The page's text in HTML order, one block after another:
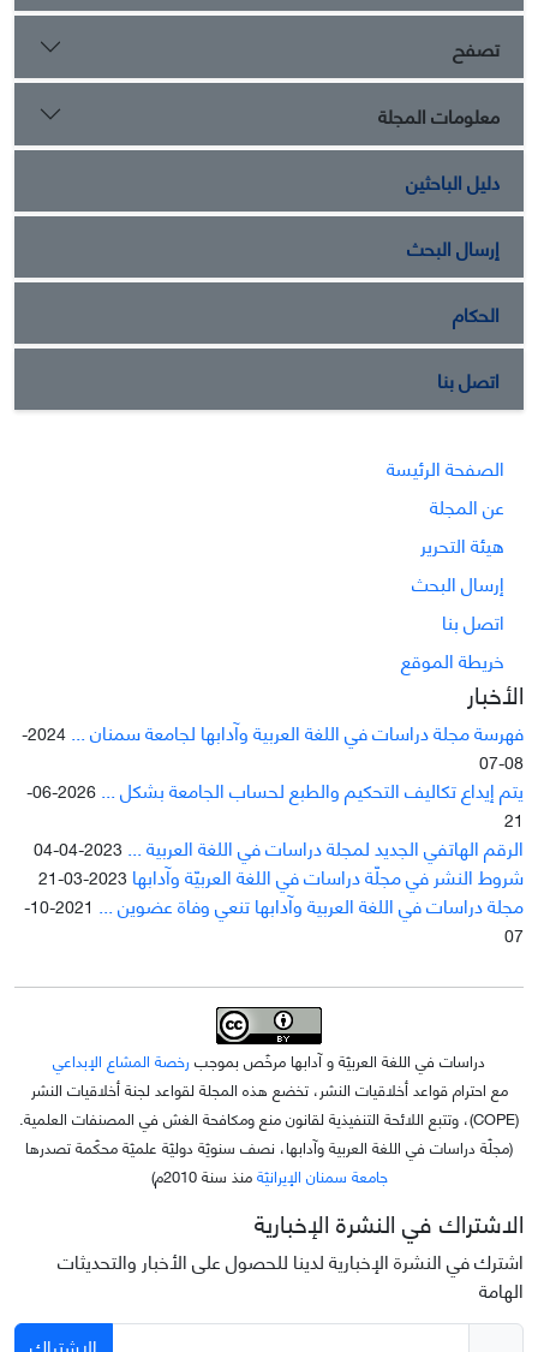
تصفح
معلومات المجلة
دليل الباحثين
إرسال البحث
الحكام
اتصل بنا
الصفحة الرئيسة
عن المجلة
هيئة التحرير
إرسال البحث
اتصل بنا
خريطة الموقع
الأخبار
فهرسة مجلة دراسات في اللغة العربية وآدابها لجامعة سمنان ...
2024-
08-07
يتم إيداع تکاليف التحکيم والطبع لحساب الجامعة بشکل ...
2026-06-
21
الرقم الهاتفي الجديد لمجلة دراسات في اللغة العربية ... 2023-04-04
شروط النشر في مجلّة دراسات في اللغة العربيّة وآدابها 2023-03-21
مجلة دراسات في اللغة العربية وآدابها تنعي وفاة عضوين ...
2021-10-
07
دراسات في اللغة العربيّة و آدابها مرخّص بموجب رخصة المشاع الإبداعي
مع احترام قواعد أخلاقيات النشر، تخضع هذه المجلة لقواعد لجنة أخلاقيات النشر
(COPE)، وتتبع اللائحة التنفيذية لقانون منع ومكافحة الغش في المصنفات العلمية.
(مجلّة دراسات في اللغة العربية وآدابها، نصف سنويّة دوليّة علميّة محکّمة تصدرها
جامعة سمنان الإيرانيّةمنذ سنة 2010م)
الاشتراك في النشرة الإخبارية
اشترك في النشرة الإخبارية لدينا للحصول على الأخبار والتحديثات
الهامة